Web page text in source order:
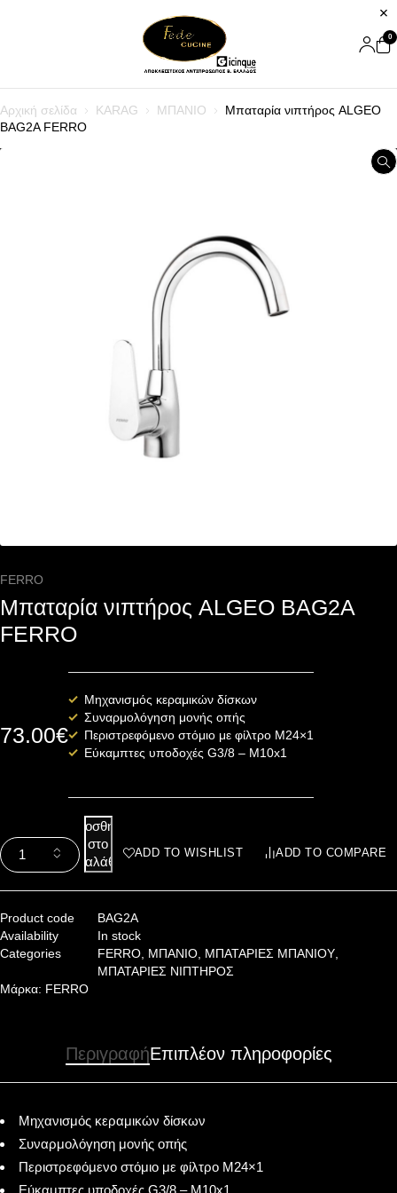
0
Αρχική σελίδα KARAG ΜΠΑΝΙΟ
Μπαταρία νιπτήρος ALGEO
BAG2A FERRO
FERRO
Μπαταρία νιπτήρος ALGEO BAG2A
FERRO
73.00€
Μηχανισμός κεραμικών δίσκων
Συναρμολόγηση μονής οπής
Περιστρεφόμενο στόμιο με φίλτρο Μ24×1
Εύκαμπτες υποδοχές G3/8 – M10x1
Προσθήκη
στο
καλάθι
ADD TO WISHLIST ADD TO COMPARE
Product code
BAG2A
Availability
In stock
Categories
FERRO, ΜΠΑΝΙΟ, ΜΠΑΤΑΡΙΕΣ ΜΠΑΝΙΟΥ,
ΜΠΑΤΑΡΙΕΣ ΝΙΠΤΗΡΟΣ
Μάρκα: FERRO
ΠεριγραφήΕπιπλέον πληροφορίες
Μηχανισμός κεραμικών δίσκων
Συναρμολόγηση μονής οπής
Περιστρεφόμενο στόμιο με φίλτρο Μ24×1